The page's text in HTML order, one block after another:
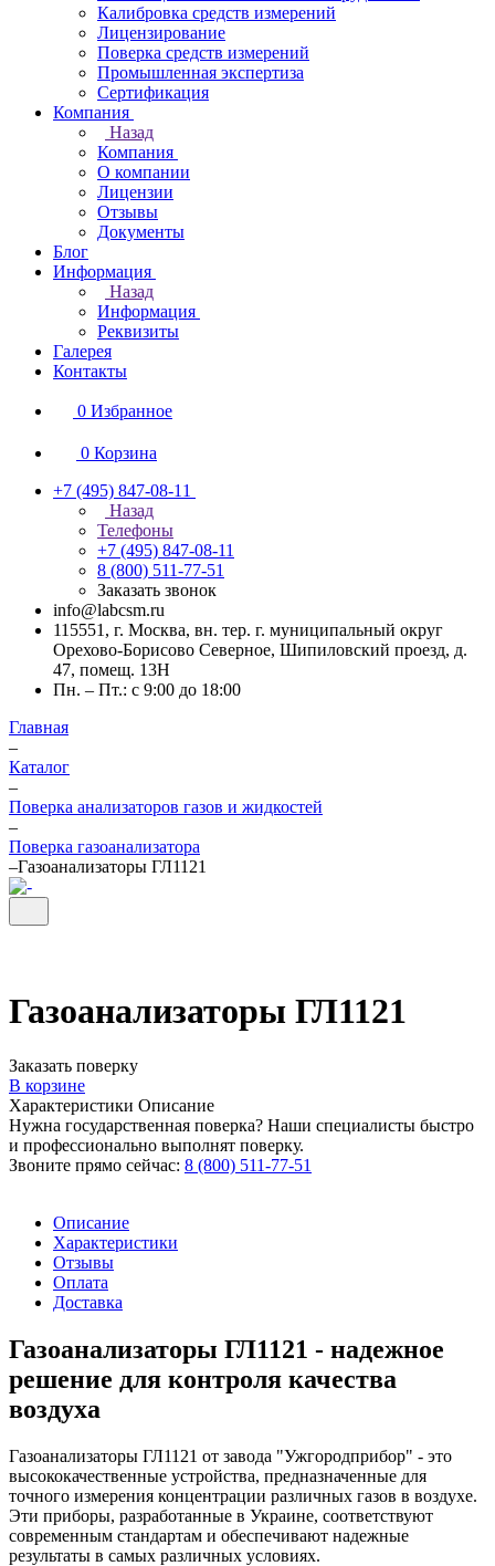
Калибровка средств измерений
Лицензирование
Поверка средств измерений
Промышленная экспертиза
Сертификация
Компания
Назад
Компания
О компании
Лицензии
Отзывы
Документы
Блог
Информация
Назад
Информация
Реквизиты
Галерея
Контакты
0 Избранное
0 Корзина
+7 (495) 847-08-11
Назад
Телефоны
+7 (495) 847-08-11
8 (800) 511-77-51
Заказать звонок
info@labcsm.ru
115551, г. Москва, вн. тер. г. муниципальный округ
Орехово-Борисово Северное, Шипиловский проезд, д.
47, помещ. 13Н
Пн. – Пт.: с 9:00 до 18:00
Главная
–
Каталог
–
Поверка анализаторов газов и жидкостей
–
Поверка газоанализатора
–Газоанализаторы ГЛ1121
Газоанализаторы ГЛ1121
Заказать поверку
В корзине
Характеристики Описание
Нужна государственная поверка? Наши специалисты быстро
и профессионально выполнят поверку.
Звоните прямо сейчас: 8 (800) 511-77-51
Описание
Характеристики
Отзывы
Оплата
Доставка
Газоанализаторы ГЛ1121 - надежное
решение для контроля качества
воздуха
Газоанализаторы ГЛ1121 от завода "Ужгородприбор" - это
высококачественные устройства, предназначенные для
точного измерения концентрации различных газов в воздухе.
Эти приборы, разработанные в Украине, соответствуют
современным стандартам и обеспечивают надежные
результаты в самых различных условиях.